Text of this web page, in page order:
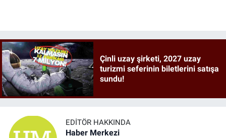
Çinli uzay şirketi, 2027 uzay
turizmi seferinin biletlerini satışa
sundu!
EDITÖR HAKKINDA
Haber Merkezi